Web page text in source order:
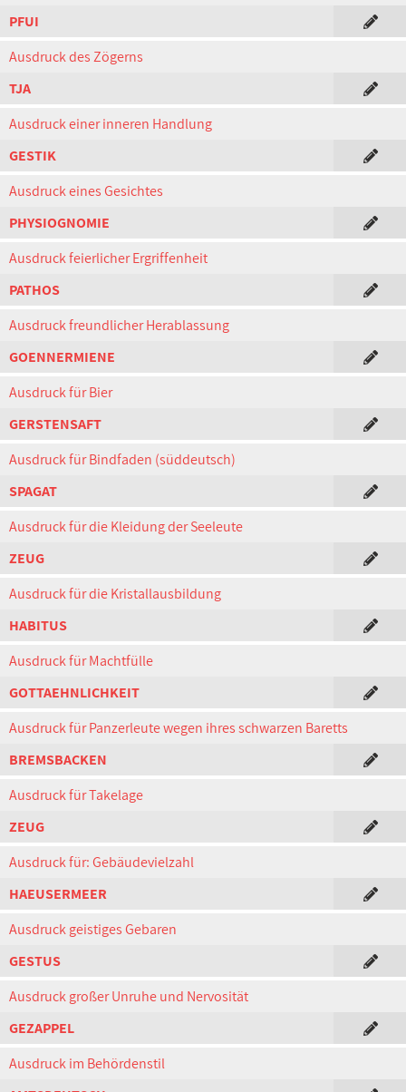
PFUI
Ausdruck des Zögerns
TJA
Ausdruck einer inneren Handlung
GESTIK
Ausdruck eines Gesichtes
PHYSIOGNOMIE
Ausdruck feierlicher Ergriffenheit
PATHOS
Ausdruck freundlicher Herablassung
GOENNERMIENE
Ausdruck für Bier
GERSTENSAFT
Ausdruck für Bindfaden (süddeutsch)
SPAGAT
Ausdruck für die Kleidung der Seeleute
ZEUG
Ausdruck für die Kristallausbildung
HABITUS
Ausdruck für Machtfülle
GOTTAEHNLICHKEIT
Ausdruck für Panzerleute wegen ihres schwarzen Baretts
BREMSBACKEN
Ausdruck für Takelage
ZEUG
Ausdruck für: Gebäudevielzahl
HAEUSERMEER
Ausdruck geistiges Gebaren
GESTUS
Ausdruck großer Unruhe und Nervosität
GEZAPPEL
Ausdruck im Behördenstil